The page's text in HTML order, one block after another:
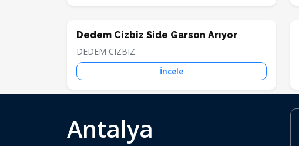
Dedem Cizbiz Side Garson Arıyor
DEDEM CIZBIZ
İncele
Antalya